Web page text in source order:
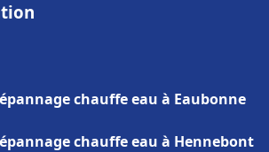
chauffe eau à Eaubonne
chauffe eau à Hennebont